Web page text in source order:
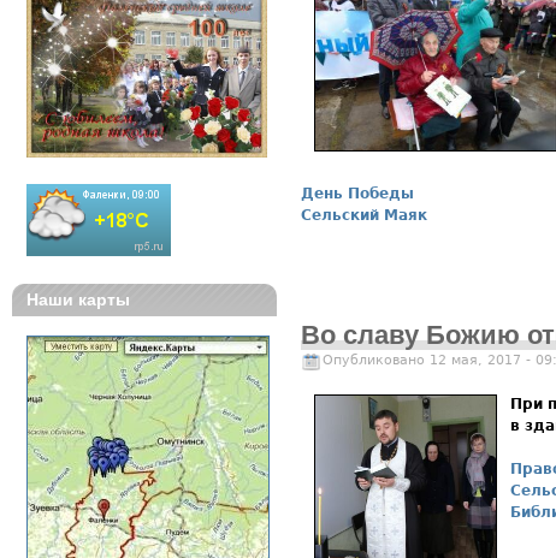
День Победы
Сельский Маяк
Во славу Божию
Опубликовано 12 мая, 2017 -
При
в
Наши карты